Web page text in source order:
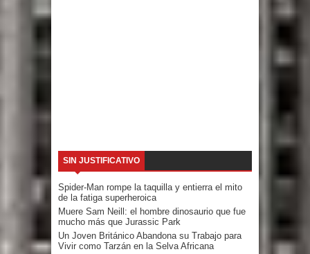
SIN JUSTIFICATIVO
Spider-Man rompe la taquilla y entierra el mito
de la fatiga superheroica
Muere Sam Neill: el hombre dinosaurio que fue
mucho más que Jurassic Park
Un Joven Británico Abandona su Trabajo para
Vivir como Tarzán en la Selva Africana